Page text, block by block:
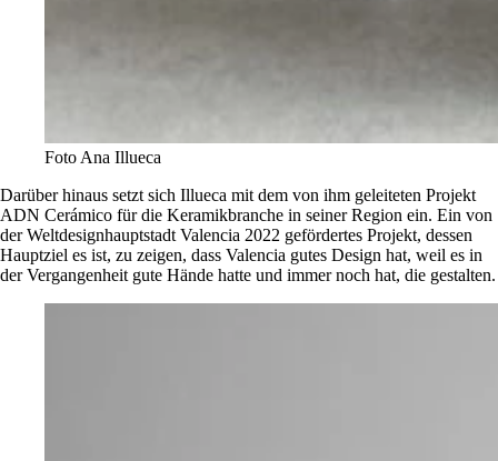
Foto Ana Illueca
Darüber hinaus setzt sich Illueca mit dem von ihm geleiteten Projekt
ADN Cerámico für die Keramikbranche in seiner Region ein. Ein von
der Weltdesignhauptstadt Valencia 2022 gefördertes Projekt, dessen
Hauptziel es ist, zu zeigen, dass Valencia gutes Design hat, weil es in
der Vergangenheit gute Hände hatte und immer noch hat, die gestalten.